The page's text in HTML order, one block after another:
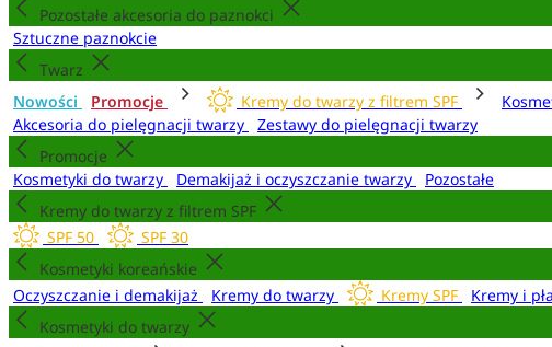
Pozostałe akcesoria do paznokci
Sztuczne paznokcie
Twarz
Nowości
Promocje Kremy do twarzy z filtrem SPF
Akcesoria do pielęgnacji twarzy
Zestawy do pielęgnacji twarzy
Promocje
Kosmetyki do twarzy
Demakijaż i oczyszczanie twarzy
Pozostałe
Kremy do twarzy z filtrem SPF
SPF 50
SPF 30
Kosmetyki koreańskie
Oczyszczanie i demakijaż
Kremy do twarzy Kremy SPF Kremy i
Kosmetyki do twarzy